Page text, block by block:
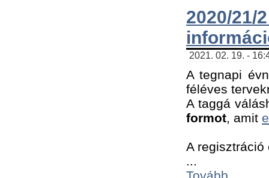
2020/
2021. 02. 19. -
A tegnapi
féléves
A taggá
formot, amit
A
...